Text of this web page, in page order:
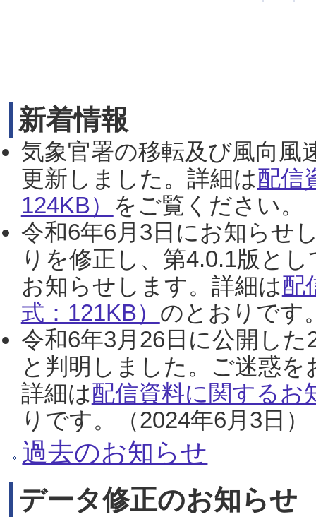
新着情報
気象官署の移転及び風向風
更新しました。詳細は配信
124KB） をご覧ください。
令和6年6月3日にお知らせ
りを修正し、第4.0.1版と
お知らせします。詳細は配
式：121KB） のとおりです
令和6年3月26日に公開し
と判明しました。ご迷惑
詳細は配信資料に関するお
りです。（2024年6月3日）
過去のお知らせ
データ修正のお知らせ